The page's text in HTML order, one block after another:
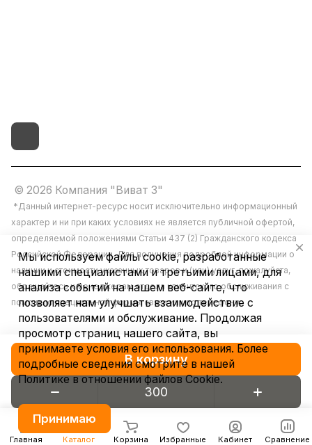
В корзину
Главная Каталог Корзина Избранные Кабинет Сравнение
© 2026 Компания "Виват 3"
*Данный интернет-ресурс носит исключительно информационный
характер и ни при каких условиях не является публичной офертой,
определяемой положениями Статьи 437 (2) Гражданского кодекса
Российской Федерации. Для получения подробной информации о
наличии и стоимости указанных товаров и (или) услуг, пожалуйста,
обращайтесь к менеджерам отдела клиентского обслуживания с
помощью специальной формы связи или по телефону.
Конфиденциальность
Мы используем файлы cookie, разработанные
нашими специалистами и третьими лицами, для
анализа событий на нашем веб-сайте, что
позволяет нам улучшать взаимодействие с
пользователями и обслуживание. Продолжая
просмотр страниц нашего сайта, вы
принимаете условия его использования. Более
подробные сведения смотрите в нашей
Политике в отношении файлов Cookie.
Принимаю